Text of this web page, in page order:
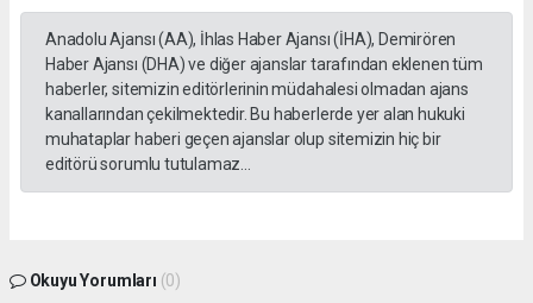
Anadolu Ajansı (AA), İhlas Haber Ajansı (İHA), Demirören
Haber Ajansı (DHA) ve diğer ajanslar tarafından eklenen tüm
haberler, sitemizin editörlerinin müdahalesi olmadan ajans
kanallarından çekilmektedir. Bu haberlerde yer alan hukuki
muhataplar haberi geçen ajanslar olup sitemizin hiç bir
editörü sorumlu tutulamaz...
Okuyu Yorumları (0)